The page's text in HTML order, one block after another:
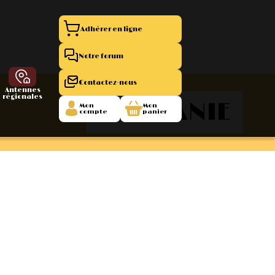
Antennes
régionales
Adhérer en ligne
Notre forum
Contactez-nous
Mon
compte
Mon
panier
RHODANIE